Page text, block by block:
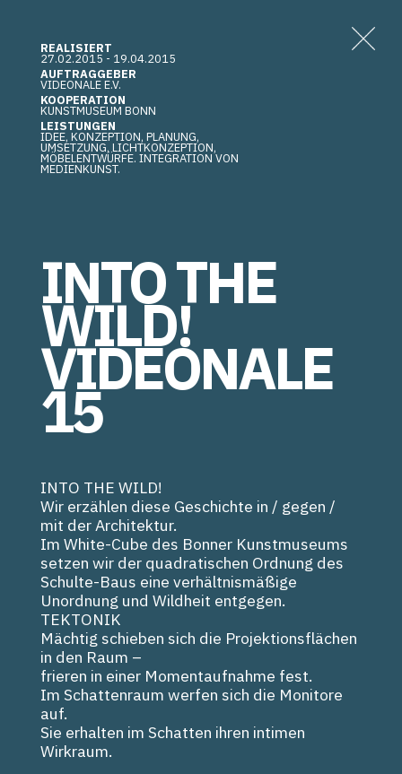
REALISIERT
27.02.2015 - 19.04.2015
AUFTRAGGEBER
VIDEONALE E.V.
KOOPERATION
KUNSTMUSEUM BONN
LEISTUNGEN
IDEE, KONZEPTION, PLANUNG,
UMSETZUNG, LICHTKONZEPTION,
MÖBELENTWÜRFE. INTEGRATION VON
MEDIENKUNST.
INTO THE
WILD!
VIDEONALE
15
INTO THE WILD!
Wir erzählen diese Geschichte in / gegen /
mit der Architektur.
Im White-Cube des Bonner Kunstmuseums
setzen wir der quadratischen Ordnung des
Schulte-Baus eine verhältnismäßige
Unordnung und Wildheit entgegen.
TEKTONIK
Mächtig schieben sich die Projektionsflächen
in den Raum –
frieren in einer Momentaufnahme fest.
Im Schattenraum werfen sich die Monitore
auf.
Sie erhalten im Schatten ihren intimen
Wirkraum.